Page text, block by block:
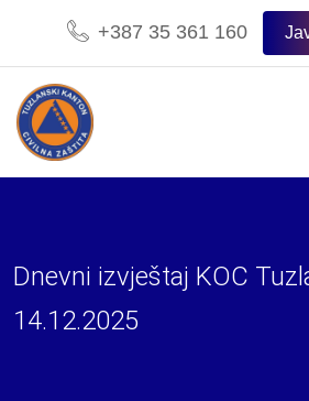
content
+387 35 361 160
Dnevni izvještaj KOC
14.12.2025